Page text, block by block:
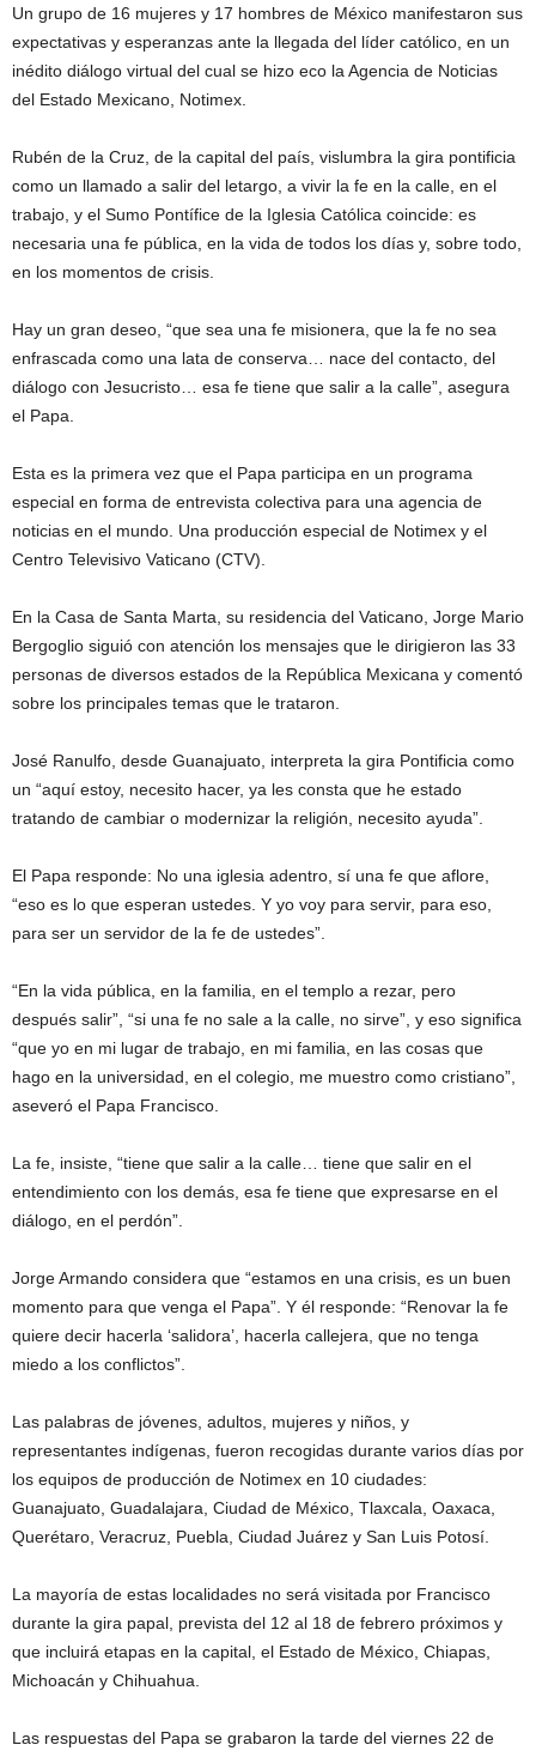
Un grupo de 16 mujeres y 17 hombres de México manifestaron sus
expectativas y esperanzas ante la llegada del líder católico, en un
inédito diálogo virtual del cual se hizo eco la Agencia de Noticias
del Estado Mexicano, Notimex.
Rubén de la Cruz, de la capital del país, vislumbra la gira pontificia
como un llamado a salir del letargo, a vivir la fe en la calle, en el
trabajo, y el Sumo Pontífice de la Iglesia Católica coincide: es
necesaria una fe pública, en la vida de todos los días y, sobre todo,
en los momentos de crisis.
Hay un gran deseo, “que sea una fe misionera, que la fe no sea
enfrascada como una lata de conserva… nace del contacto, del
diálogo con Jesucristo… esa fe tiene que salir a la calle”, asegura
el Papa.
Esta es la primera vez que el Papa participa en un programa
especial en forma de entrevista colectiva para una agencia de
noticias en el mundo. Una producción especial de Notimex y el
Centro Televisivo Vaticano (CTV).
En la Casa de Santa Marta, su residencia del Vaticano, Jorge Mario
Bergoglio siguió con atención los mensajes que le dirigieron las 33
personas de diversos estados de la República Mexicana y comentó
sobre los principales temas que le trataron.
José Ranulfo, desde Guanajuato, interpreta la gira Pontificia como
un “aquí estoy, necesito hacer, ya les consta que he estado
tratando de cambiar o modernizar la religión, necesito ayuda”.
El Papa responde: No una iglesia adentro, sí una fe que aflore,
“eso es lo que esperan ustedes. Y yo voy para servir, para eso,
para ser un servidor de la fe de ustedes”.
“En la vida pública, en la familia, en el templo a rezar, pero
después salir”, “si una fe no sale a la calle, no sirve”, y eso significa
“que yo en mi lugar de trabajo, en mi familia, en las cosas que
hago en la universidad, en el colegio, me muestro como cristiano”,
aseveró el Papa Francisco.
La fe, insiste, “tiene que salir a la calle… tiene que salir en el
entendimiento con los demás, esa fe tiene que expresarse en el
diálogo, en el perdón”.
Jorge Armando considera que “estamos en una crisis, es un buen
momento para que venga el Papa”. Y él responde: “Renovar la fe
quiere decir hacerla ‘salidora’, hacerla callejera, que no tenga
miedo a los conflictos”.
Las palabras de jóvenes, adultos, mujeres y niños, y
representantes indígenas, fueron recogidas durante varios días por
los equipos de producción de Notimex en 10 ciudades:
Guanajuato, Guadalajara, Ciudad de México, Tlaxcala, Oaxaca,
Querétaro, Veracruz, Puebla, Ciudad Juárez y San Luis Potosí.
La mayoría de estas localidades no será visitada por Francisco
durante la gira papal, prevista del 12 al 18 de febrero próximos y
que incluirá etapas en la capital, el Estado de México, Chiapas,
Michoacán y Chihuahua.
Las respuestas del Papa se grabaron la tarde del viernes 22 de